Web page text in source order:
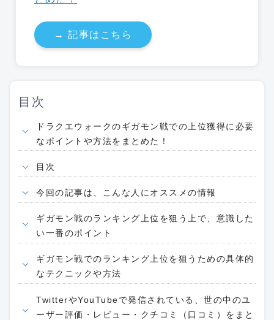
→ 記事はこちら
目次
ドラクエウォークのギガモン戦での上位獲得に必要
なポイントや方法をまとめた！
目次
今回の記事は、こんな人にオススメの情報
ギガモン戦のランキング上位を狙う上で、意識した
い一番のポイント
ギガモン戦でのランキング上位を狙うための具体的
なテクニックや方法
TwitterやYouTubeで発信されている、世の中のユ
ーザー評価・レビュー・クチコミ（口コミ）をまと